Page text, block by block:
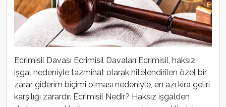
Ecrimisil Davası Ecrimisil Davaları Ecrimisil, haksız
işgal nedeniyle tazminat olarak nitelendirilen özel bir
zarar giderim biçimi olması nedeniyle, en azı kira geliri
karşılığı zarardır. Ecrimisil Nedir? Haksız işgalden